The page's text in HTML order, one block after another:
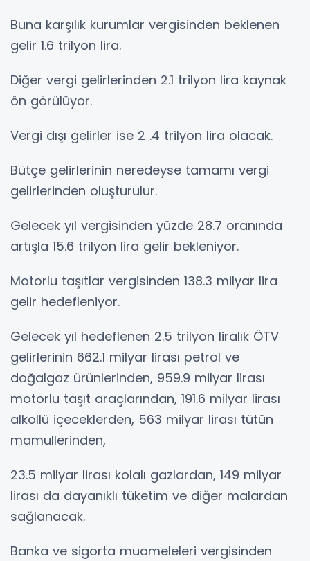
Buna karşılık kurumlar vergisinden beklenen
gelir 1.6 trilyon lira.
Diğer vergi gelirlerinden 2.1 trilyon lira kaynak
ön görülüyor.
Vergi dışı gelirler ise 2 .4 trilyon lira olacak.
Bütçe gelirlerinin neredeyse tamamı vergi
gelirlerinden oluşturulur.
Gelecek yıl vergisinden yüzde 28.7 oranında
artışla 15.6 trilyon lira gelir bekleniyor.
Motorlu taşıtlar vergisinden 138.3 milyar lira
gelir hedefleniyor.
Gelecek yıl hedeflenen 2.5 trilyon liralık ÖTV
gelirlerinin 662.1 milyar lirası petrol ve
doğalgaz ürünlerinden, 959.9 milyar lirası
motorlu taşıt araçlarından, 191.6 milyar lirası
alkollü içeceklerden, 563 milyar lirası tütün
mamullerinden,
23.5 milyar lirası kolalı gazlardan, 149 milyar
lirası da dayanıklı tüketim ve diğer malardan
sağlanacak.
Banka ve sigorta muameleleri vergisinden